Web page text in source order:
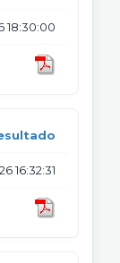
18:30:00
16:32:31